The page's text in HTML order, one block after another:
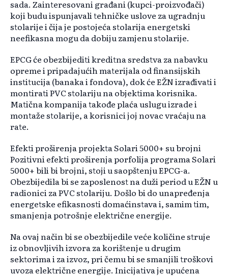
sada. Zainteresovani građani (kupci-proizvođači)
koji budu ispunjavali tehničke uslove za ugradnju
stolarije i čija je postojeća stolarija energetski
neefikasna mogu da dobiju zamjenu stolarije.
EPCG će obezbijediti kreditna sredstva za nabavku
opreme i pripadajućih materijala od finansijskih
institucija (banaka i fondova), dok će EŽN izrađivati i
montirati PVC stolariju na objektima korisnika.
Matična kompanija takođe plaća uslugu izrade i
montaže stolarije, a korisnici joj novac vraćaju na
rate.
Efekti proširenja projekta Solari 5000+ su brojni
Pozitivni efekti proširenja porfolija programa Solari
5000+ bili bi brojni, stoji u saopštenju EPCG-a.
Obezbijedila bi se zaposlenost na duži period u EŽN u
radionici za PVC stolariju. Došlo bi do unapređenja
energetske efikasnosti domaćinstava i, samim tim,
smanjenja potrošnje električne energije.
Na ovaj način bi se obezbijedile veće količine struje
iz obnovljivih izvora za korištenje u drugim
sektorima i za izvoz, pri čemu bi se smanjili troškovi
uvoza električne energije. Inicijativa je upućena